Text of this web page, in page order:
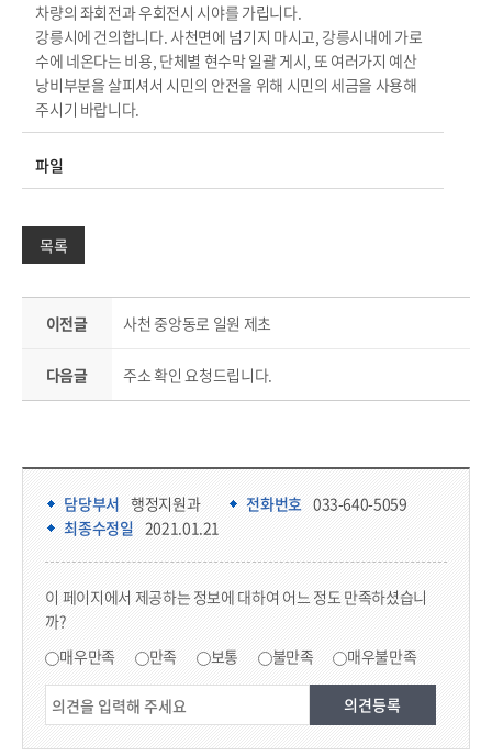
차량의 좌회전과 우회전시 시야를 가립니다.
강릉시에 건의합니다. 사천면에 넘기지 마시고, 강릉시내에 가로
수에 네온다는 비용, 단체별 현수막 일괄 게시, 또 여러가지 예산
낭비부분을 살피셔서 시민의 안전을 위해 시민의 세금을 사용해
주시기 바랍니다.
파일
목록
이전글 사천 중앙동로 일원 제초
다음글 주소 확인 요청드립니다.
담당부서 정보 & 컨텐츠 만족도 조사 & 공공저작물 자유이용 허락 표시
담당부서 행정지원과 전화번호 033-640-5059
최종수정일 2021.01.21
이 페이지에서 제공하는 정보에 대하여 어느 정도 만족하셨습니
까?
매우만족 만족 보통 불만족 매우불만족